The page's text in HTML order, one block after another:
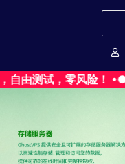
由测试，零风险！ •●